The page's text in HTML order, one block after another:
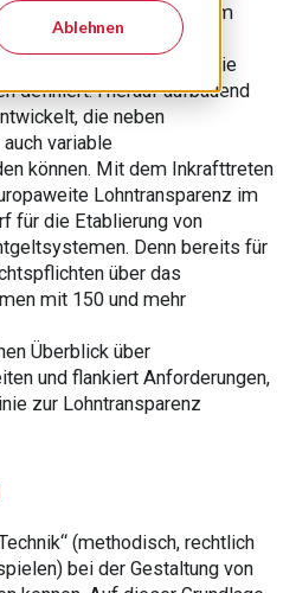
Ablehnen
und das Entgeltsystem. Im
allgemeine
Bewertungskriterien für die
definiert. Hierauf aufbauend
die neben
variable
können. Mit dem Inkrafttreten
Lohntransparenz im
für die Etablierung von
Denn bereits für
über das
mit 150 und mehr
Überblick über
und flankiert Anforderungen,
zur Lohntransparenz
(methodisch, rechtlich
bei der Gestaltung von